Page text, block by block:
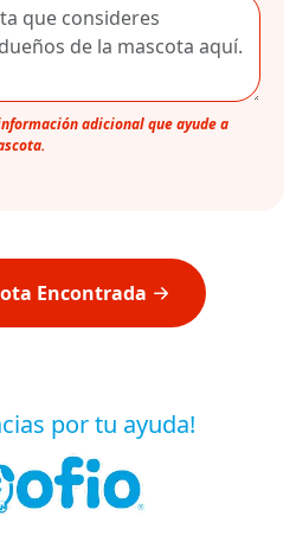
adicional que ayude a
Encontrada
por tu ayuda!